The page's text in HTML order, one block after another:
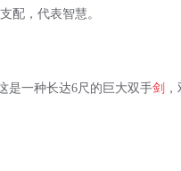
配，代表智慧。
是一种长达6尺的巨大双手剑